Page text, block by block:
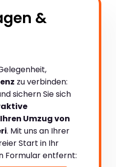
&
zu verbinden:
sichern Sie sich
Umzug von
. Mit uns an Ihrer
Start in Ihr
Formular entfernt: